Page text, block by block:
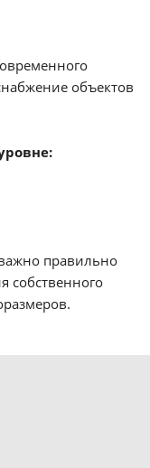
объектов
правильно
собственного